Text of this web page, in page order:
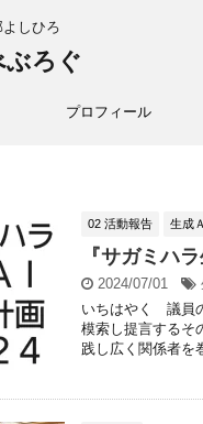
しひろ
ろぐ
プロフィール
02 活動報告 生成
『サガミハ
2024/07/01
いちはやく 議員
模索し提言するそ
践し広く関係者を